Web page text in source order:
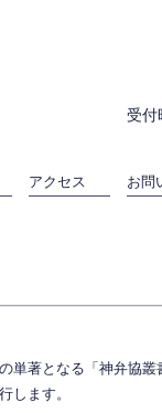
受付
アクセス お問
単著となる「神弁協
します。